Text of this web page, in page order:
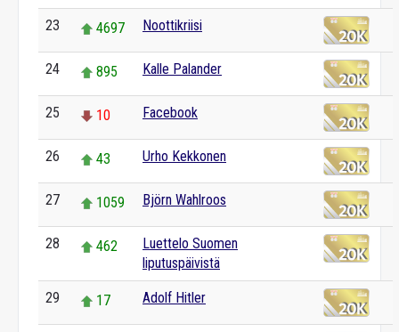
23 4697 Noottikriisi
24 895 Kalle Palander
25 10 Facebook
26 43 Urho Kekkonen
27 1059 Björn Wahlroos
28 462
Luettelo Suomen
liputuspäivistä
29 17 Adolf Hitler